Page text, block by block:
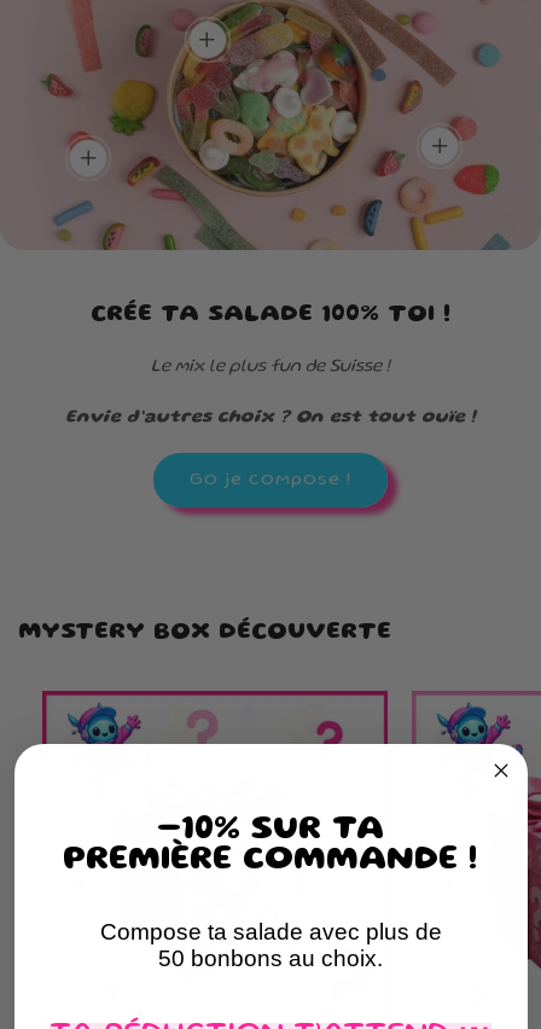
CRÉE TA SALADE 100% TOI !
Le mix le plus fun de Suisse !
Envie d’autres choix ? On est tout ouïe !
Go je compose !
add
add
Un mélange unique pour
découvrir de nouvelles
saveurs à chaque
bouchée.
add
de saveurs !
Une box aussi belle à
regarder que délicieuse à
dévorer.
MYSTERY BOX DÉCOUVERTE
-10% SUR TA
PREMIÈRE COMMANDE !
Compose ta salade avec plus de
50 bonbons au choix.